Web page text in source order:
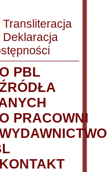
Transliteracja
Deklaracja
O PBL
O PRACOWNI
KONTAKT